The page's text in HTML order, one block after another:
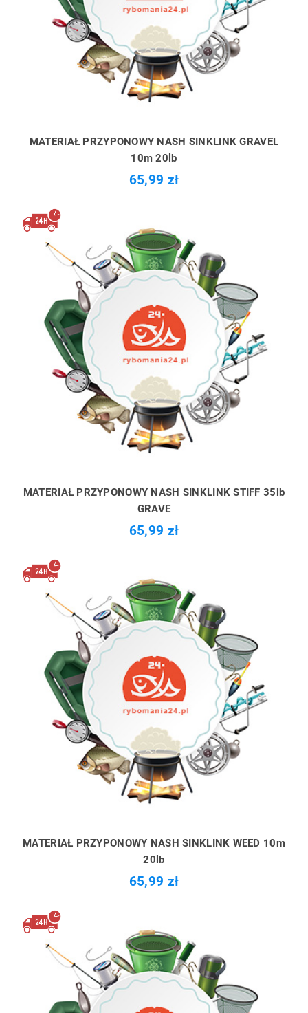
MATERIAŁ PRZYPONOWY NASH SINKLINK GRAVEL
10m 20lb
65,99 zł
MATERIAŁ PRZYPONOWY NASH SINKLINK STIFF 35lb
GRAVE
65,99 zł
MATERIAŁ PRZYPONOWY NASH SINKLINK WEED 10m
20lb
65,99 zł